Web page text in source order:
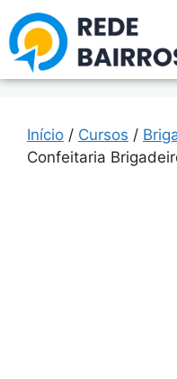
Início / Cursos /
Confeitaria